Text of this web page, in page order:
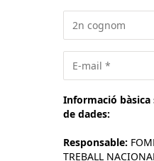
Informació
de dades:
Responsable:
TREBALL